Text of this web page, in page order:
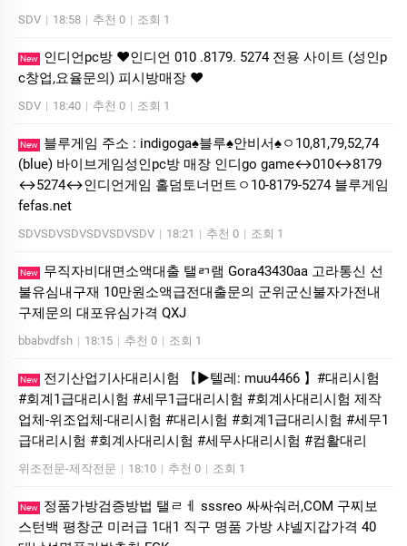
SDV | 18:58 | 추천 0 | 조회 1
New
인디언pc방 ❤️인디언 010 .8179. 5274 전용 사이트 (성인p
c창업,요율문의) 피시방매장 ❤️
SDV | 18:40 | 추천 0 | 조회 1
New
블루게임 주소 : indigoga♠블루♠안비서♠ㅇ10,81,79,52,74
(blue) 바이브게임성인pc방 매장 인디go game↔010↔8179
↔5274↔인디언게임 홀덤토너먼트ㅇ10-8179-5274 블루게임
fefas.net
SDVSDVSDVSDVSDVSDV | 18:21 | 추천 0 | 조회 1
New
무직자비대면소액대출 탤ㄺ램 Gora43430aa 고라통신 선
불유심내구재 10만원소액급전대출문의 군위군신불자가전내
구제문의 대포유심가격 QXJ
bbabvdfsh | 18:15 | 추천 0 | 조회 1
New
전기산업기사대리시험 【▶텔레: muu4466 】#대리시험
#회계1급대리시험 #세무1급대리시험 #회계사대리시험 제작
업체-위조업체-대리시험 #대리시험 #회계1급대리시험 #세무1
급대리시험 #회계사대리시험 #세무사대리시험 #컴활대리
위조전문-제작전문 | 18:10 | 추천 0 | 조회 1
New
정품가방검증방법 탤ㄹㅔ sssreo 싸싸숴러,COM 구찌보
스턴백 평창군 미러급 1대1 직구 명품 가방 샤넬지갑가격 40